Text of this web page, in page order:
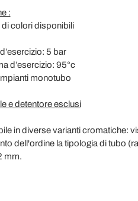
:
di colori disponibili
5 bar
d’esercizio: 95°c
monotubo
e detentore esclusi
in diverse varianti cromatiche:
dell'ordine la tipologia di tubo
mm.